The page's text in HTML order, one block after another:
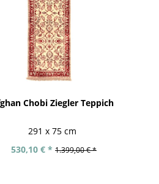
Chobi Ziegler Teppich
291 x 75 cm
530,10 € * 1.399,00 € *